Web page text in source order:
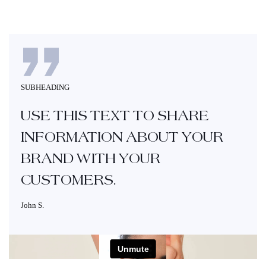
SUBHEADING
USE THIS TEXT TO SHARE
INFORMATION ABOUT YOUR
BRAND WITH YOUR
CUSTOMERS.
John S.